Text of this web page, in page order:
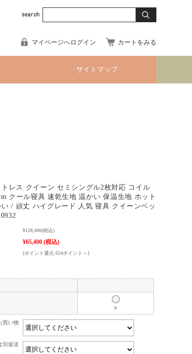
マイページへログイン カートをみる
サイトマップ
レス クイーン セミシングル2枚対応 コイル
クール寝具 速乾生地 温かい 保温生地 ホット
/ 頑丈 ハイグレード 人気 寝具 クイーンベッ
¥128,400(税込)
¥65,400 (税込)
[ポイント還元 654ポイント～]
○
買い物
別途送